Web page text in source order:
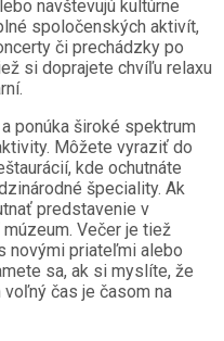
navštevujú kultúrne
spoločenských aktivít,
či prechádzky po
si doprajete chvíľu relaxu
ponúka široké spektrum
Môžete vyraziť do
kde ochutnáte
špeciality. Ak
predstavenie v
Večer je tiež
novými priateľmi alebo
sa, ak si myslíte, že
voľný čas je časom na